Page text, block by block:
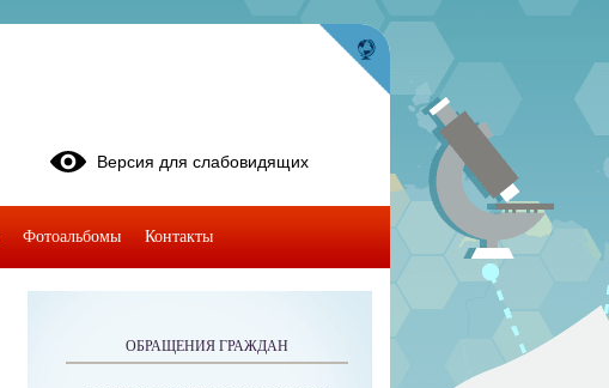
ОБРАЩЕНИЯ ГРАЖДАН
Версия для слабовидящих
Фотоальбомы Контакты